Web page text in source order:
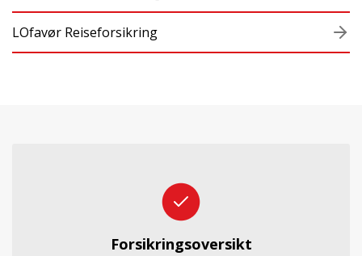
LOfavør Reiseforsikring
Forsikringsoversikt